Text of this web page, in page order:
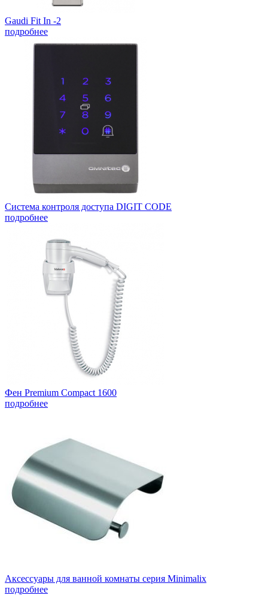
Gaudi Fit In -2
подробнее
Система контроля доступа DIGIT CODE
подробнее
Фен Premium Compact 1600
подробнее
Аксессуары для ванной комнаты серия Minimalix
подробнее